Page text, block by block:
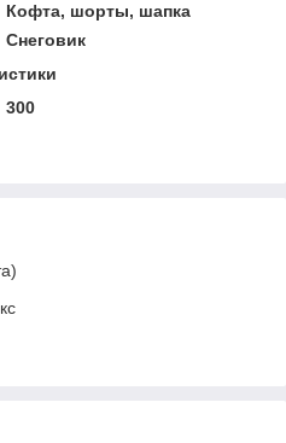
Кофта, шорты, шапка
Снеговик
300